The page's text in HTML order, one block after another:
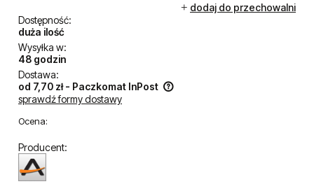
dodaj do przechowalni
Dostępność:
duża ilość
Wysyłka w:
48 godzin
Dostawa:
od 7,70 zł - Paczkomat InPost
Cena nie zawiera ewentualnych kosztów płatności
sprawdź formy dostawy
Ocena:
Producent: